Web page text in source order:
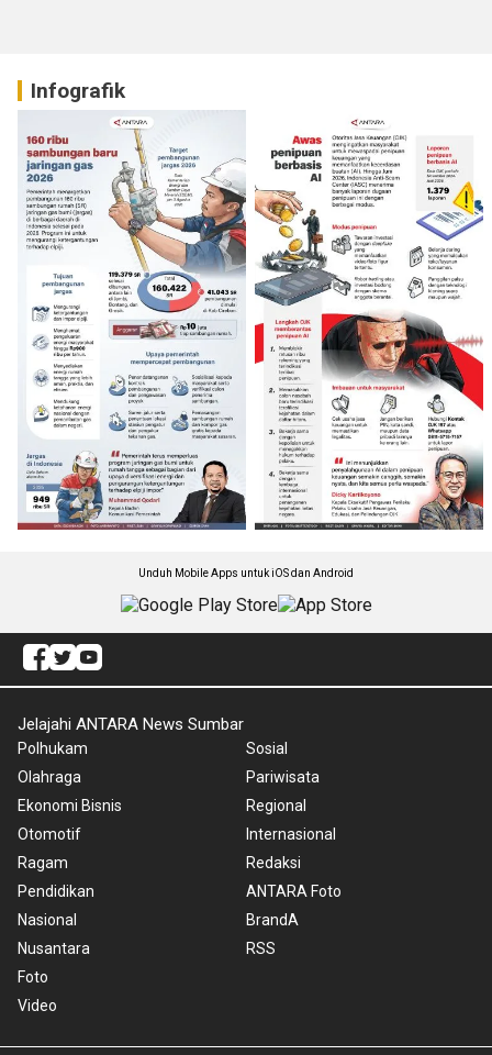
Infografik
Unduh Mobile Apps untuk iOS dan Android
Jelajahi ANTARA News Sumbar
Polhukam
Olahraga
Ekonomi Bisnis
Otomotif
Ragam
Pendidikan
Nasional
Nusantara
Foto
Video
Sosial
Pariwisata
Regional
Internasional
Redaksi
ANTARA Foto
BrandA
RSS